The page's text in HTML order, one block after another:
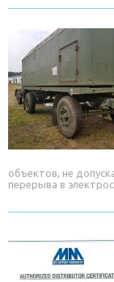
объектов, не
перерыва в